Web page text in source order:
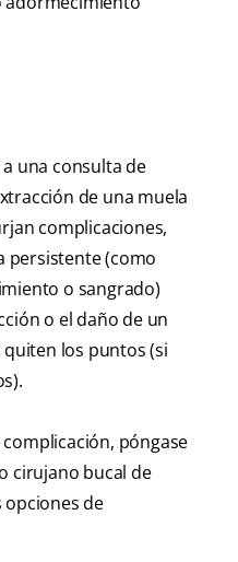
una consulta de
de una muela
complicaciones,
persistente (como
o sangrado)
o el daño de un
los puntos (si
póngase
cirujano bucal de
de